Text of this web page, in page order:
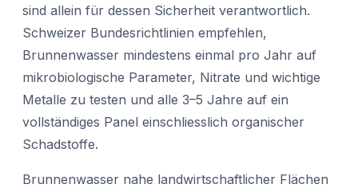
sind allein für dessen Sicherheit verantwortlich.
Schweizer Bundesrichtlinien empfehlen,
Brunnenwasser mindestens einmal pro Jahr auf
mikrobiologische Parameter, Nitrate und wichtige
Metalle zu testen und alle 3–5 Jahre auf ein
vollständiges Panel einschliesslich organischer
Schadstoffe.
Brunnenwasser nahe landwirtschaftlicher Flächen